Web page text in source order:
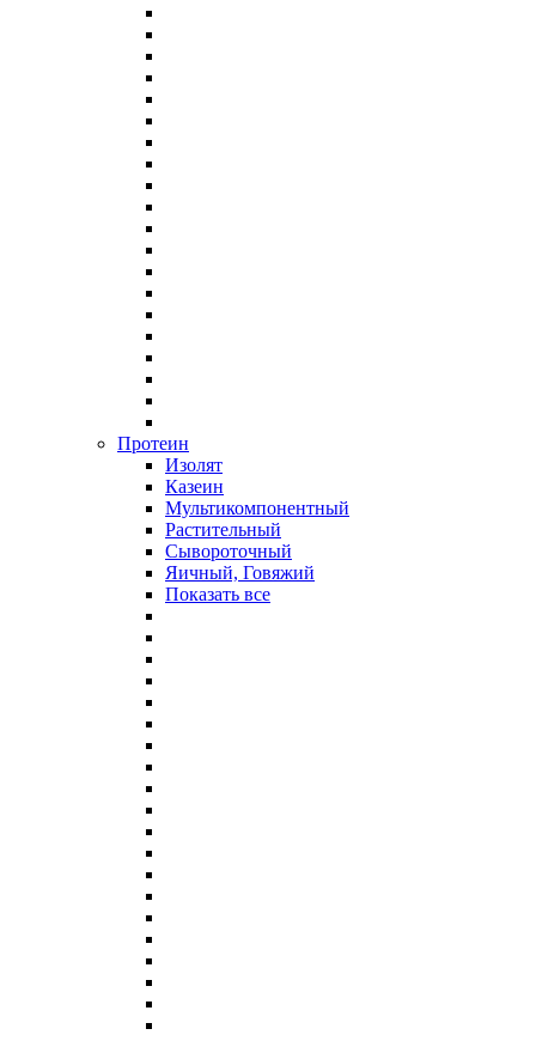
Протеин
Изолят
Казеин
Мультикомпонентный
Растительный
Сывороточный
Яичный, Говяжий
Показать все